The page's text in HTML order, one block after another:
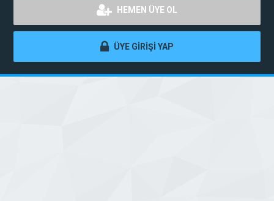
HEMEN ÜYE OL
ÜYE GİRİŞİ YAP